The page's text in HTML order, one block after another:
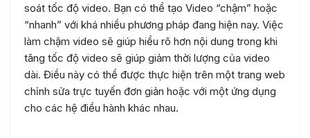
soát tốc độ video. Bạn có thể tạo Video “chậm” hoặc
“nhanh” với khá nhiều phương pháp đang hiện nay. Việc
làm chậm video sẽ giúp hiểu rõ hơn nội dung trong khi
tăng tốc độ video sẽ giúp giảm thời lượng của video
dài. Điều này có thể được thực hiện trên một trang web
chỉnh sửa trực tuyến đơn giản hoặc với một ứng dụng
cho các hệ điều hành khác nhau.